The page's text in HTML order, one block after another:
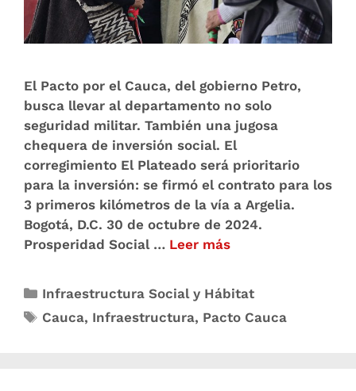
El Pacto por el Cauca, del gobierno Petro,
busca llevar al departamento no solo
seguridad militar. También una jugosa
chequera de inversión social. El
corregimiento El Plateado será prioritario
para la inversión: se firmó el contrato para los
3 primeros kilómetros de la vía a Argelia.
Bogotá, D.C. 30 de octubre de 2024.
Prosperidad Social … Leer más
Infraestructura Social y Hábitat
Cauca, Infraestructura, Pacto Cauca